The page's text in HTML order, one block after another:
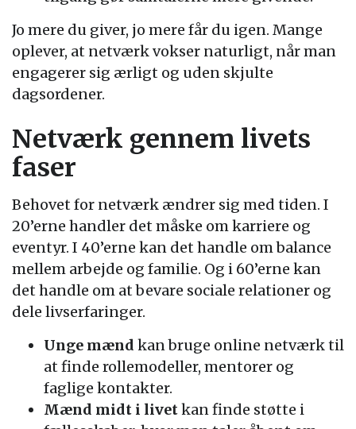
Jo mere du giver, jo mere får du igen. Mange
oplever, at netværk vokser naturligt, når man
engagerer sig ærligt og uden skjulte
dagsordener.
Netværk gennem livets
faser
Behovet for netværk ændrer sig med tiden. I
20’erne handler det måske om karriere og
eventyr. I 40’erne kan det handle om balance
mellem arbejde og familie. Og i 60’erne kan
det handle om at bevare sociale relationer og
dele livserfaringer.
Unge mænd kan bruge online netværk til
at finde rollemodeller, mentorer og
faglige kontakter.
Mænd midt i livetkan finde støtte i